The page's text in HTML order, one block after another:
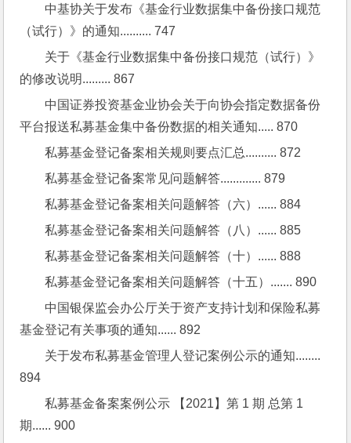
中基协关于发布《基金行业数据集中备份接口规范
（试行）》的通知.......... 747
关于《基金行业数据集中备份接口规范（试行）》
的修改说明......... 867
中国证券投资基金业协会关于向协会指定数据备份
平台报送私募基金集中备份数据的相关通知..... 870
私募基金登记备案相关规则要点汇总.......... 872
私募基金登记备案常见问题解答............. 879
私募基金登记备案相关问题解答（六）...... 884
私募基金登记备案相关问题解答（八）...... 885
私募基金登记备案相关问题解答（十）...... 888
私募基金登记备案相关问题解答（十五）....... 890
中国银保监会办公厅关于资产支持计划和保险私募
基金登记有关事项的通知...... 892
关于发布私募基金管理人登记案例公示的通知........
894
私募基金备案案例公示 【2021】第 1 期 总第 1
期...... 900